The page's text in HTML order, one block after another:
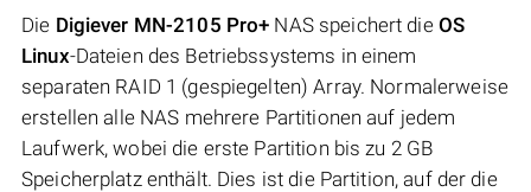
Die Digiever MN-2105 Pro+ NAS speichert die OS
Linux-Dateien des Betriebssystems in einem
separaten RAID 1 (gespiegelten) Array. Normalerweise
erstellen alle NAS mehrere Partitionen auf jedem
Laufwerk, wobei die erste Partition bis zu 2 GB
Speicherplatz enthält. Dies ist die Partition, auf der die